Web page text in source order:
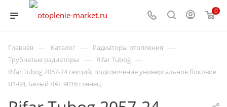
0
Главная — Каталог — Радиаторы отопления —
Трубчатые радиаторы — Rifar Tubog —
Rifar Tubog 2057-24 секций, подключение универсальное боковое
B1-B4, Белый RAL 9016 глянец